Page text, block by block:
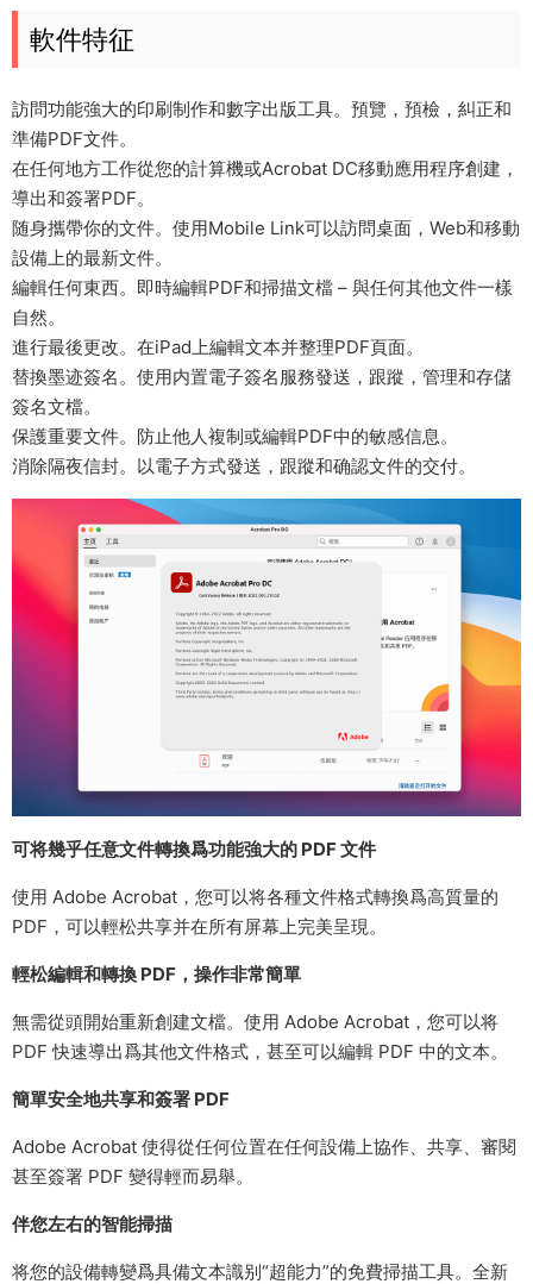
軟件特征
訪問功能強大的印刷制作和數字出版工具。預覽，預檢，糾正和
準備PDF文件。
在任何地方工作從您的計算機或Acrobat DC移動應用程序創建，
導出和簽署PDF。
随身攜帶你的文件。使用Mobile Link可以訪問桌面，Web和移動
設備上的最新文件。
編輯任何東西。即時編輯PDF和掃描文檔 – 與任何其他文件一樣
自然。
進行最後更改。在iPad上編輯文本并整理PDF頁面。
替換墨迹簽名。使用内置電子簽名服務發送，跟蹤，管理和存儲
簽名文檔。
保護重要文件。防止他人複制或編輯PDF中的敏感信息。
消除隔夜信封。以電子方式發送，跟蹤和确認文件的交付。
可将幾乎任意文件轉換爲功能強大的 PDF 文件
使用 Adobe Acrobat，您可以将各種文件格式轉換爲高質量的
PDF，可以輕松共享并在所有屏幕上完美呈現。
輕松編輯和轉換 PDF，操作非常簡單
無需從頭開始重新創建文檔。使用 Adobe Acrobat，您可以将
PDF 快速導出爲其他文件格式，甚至可以編輯 PDF 中的文本。
簡單安全地共享和簽署 PDF
Adobe Acrobat 使得從任何位置在任何設備上協作、共享、審閱
甚至簽署 PDF 變得輕而易舉。
伴您左右的智能掃描
将您的設備轉變爲具備文本識别“超能力”的免費掃描工具。全新